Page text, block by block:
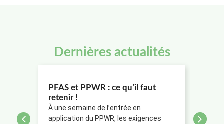
Dernières actualités
PFAS et PPWR : ce qu’il faut
retenir !
À une semaine de l’entrée en
application du PPWR, les exigences
états